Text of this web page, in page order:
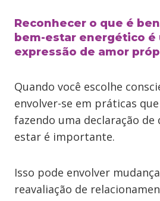
Reconhecer o que é
bem-estar energético é
expressão de amor
Quando você escolhe
envolver-se em práticas
fazendo uma declaração de
estar é importante.
Isso pode envolver
reavaliação de